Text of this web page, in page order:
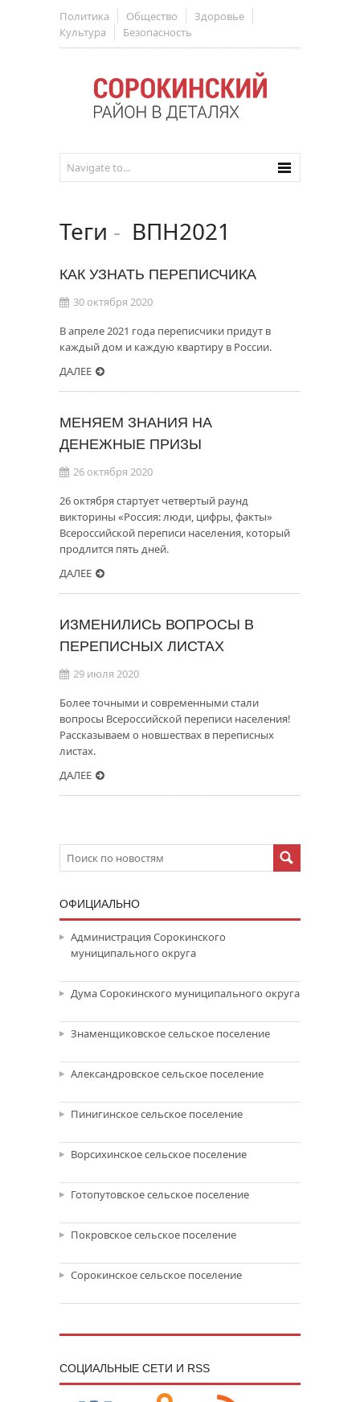
Политика Общество
Здоровье
Культура
Безопасность
Теги - ВПН2021
КАК УЗНАТЬ ПЕРЕПИСЧИКА
30 октября 2020
В апреле 2021 года переписчики придут в
каждый дом и каждую квартиру в России.
ДАЛЕЕ
МЕНЯЕМ ЗНАНИЯ НА
ДЕНЕЖНЫЕ ПРИЗЫ
26 октября 2020
26 октября стартует четвертый раунд
викторины «Россия: люди, цифры, факты»
Всероссийской переписи населения, который
продлится пять дней.
ДАЛЕЕ
ИЗМЕНИЛИСЬ ВОПРОСЫ В
ПЕРЕПИСНЫХ ЛИСТАХ
29 июля 2020
Более точными и современными стали
вопросы Всероссийской переписи населения!
Рассказываем о новшествах в переписных
листах.
ДАЛЕЕ
ОФИЦИАЛЬНО
Администрация Сорокинского
муниципального округа
Дума Сорокинского муниципального округа
Знаменщиковское сельское поселение
Александровское сельское поселение
Пинигинское сельское поселение
Ворсихинское сельское поселение
Готопутовское сельское поселение
Покровское сельское поселение
Сорокинское сельское поселение
CОЦИАЛЬНЫЕ СЕТИ И RSS